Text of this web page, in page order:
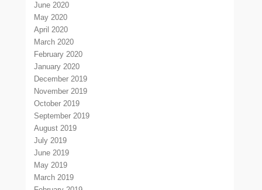
June 2020
May 2020
April 2020
March 2020
February 2020
January 2020
December 2019
November 2019
October 2019
September 2019
August 2019
July 2019
June 2019
May 2019
March 2019